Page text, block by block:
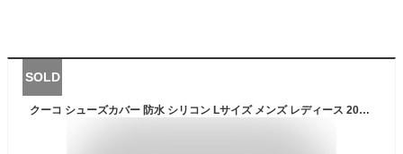
SOLD
クーコ シューズカバー 防水 シリコン Lサイズ メンズ レディース 20531-90007l COOCO | レインカバー ファスナー付き 収納袋付き アウトドア スニーカーカバー[bef][即日発送]